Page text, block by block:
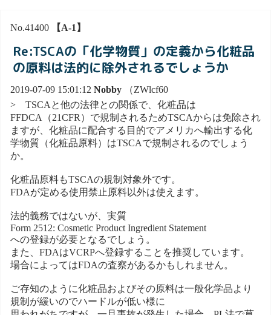
No.41400 【A-1】
Re:TSCAの「化学物質」の定義から化粧品
の原料は法的に除外されるでしょうか
2019-07-09 15:01:12 Nobby （ZWlcf60
> TSCAと他の法律との関係で、化粧品は
FFDCA（21CFR）で規制されるためTSCAからは免除され
ますが、化粧品に配合する目的でアメリカへ輸出する化
学物質（化粧品原料）はTSCAで規制されるのでしょう
か。
化粧品原料もTSCAの規制対象外です。
FDAが定める使用禁止原料以外は使えます。
法的義務ではないが、実質
Form 2512: Cosmetic Product Ingredient Statement
への登録が必要となるでしょう。
また、FDAはVCRPへ登録することを推奨しています。
場合によってはFDAの査察があるかもしれません。
ご存知のように化粧品およびその原料は一般化学品より
規制が緩いのでハードルが低い様に